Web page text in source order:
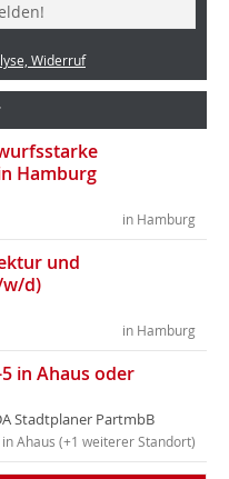
Widerruf
Hamburg
in Hamburg
und
d)
in Hamburg
in Ahaus oder
Stadtplaner PartmbB
in Ahaus (+1 weiterer Standort)